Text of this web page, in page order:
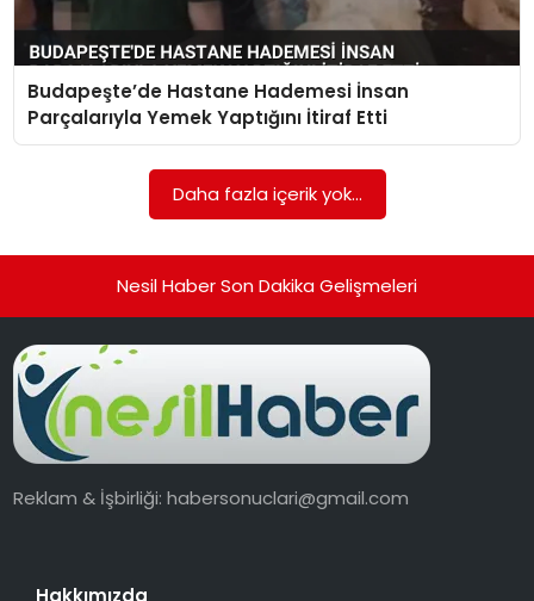
SPOR
EKONOMI
Budapeşte’de Hastane Hademesi İnsan
Parçalarıyla Yemek Yaptığını İtiraf Etti
Daha fazla içerik yok...
Nesil Haber Son Dakika Gelişmeleri
Reklam & İşbirliği:habersonuclari@gmail.com
Hakkımızda